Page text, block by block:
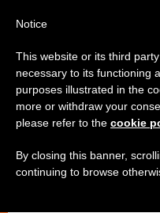
وكرسيّ بطرس
وفاءً للطوباوي
Notice
This website or its third
necessary to its functioning
purposes illustrated in the
more or withdraw your
please refer to the cookie
By closing this banner,
continuing to browse